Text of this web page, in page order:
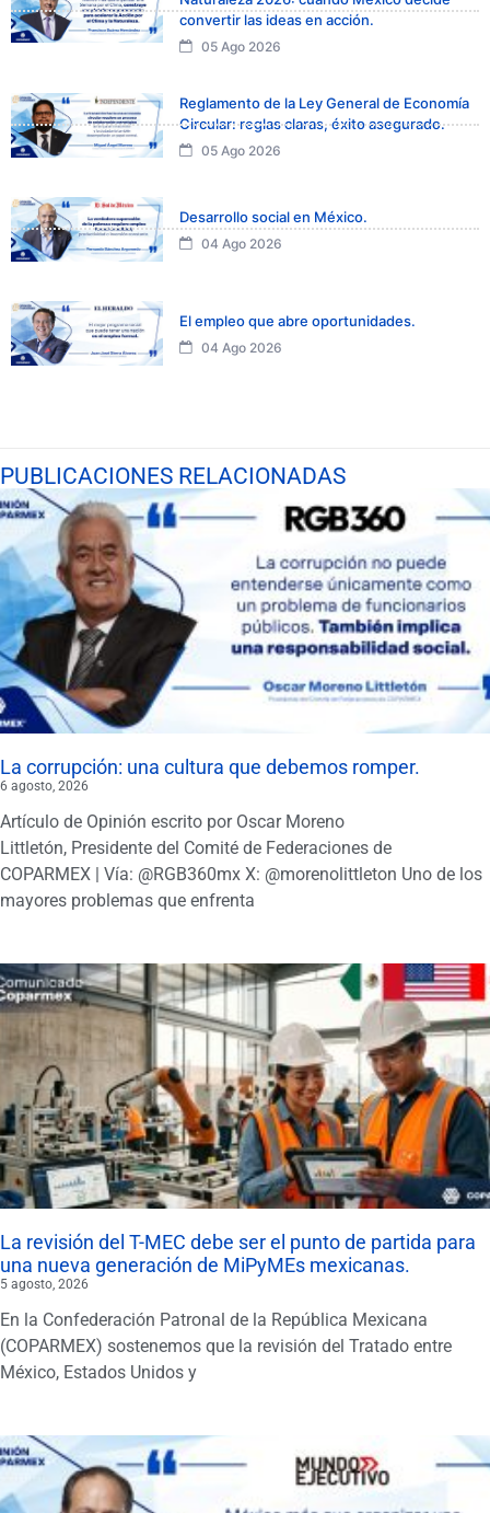
convertir las ideas en acción.
05 Ago 2026
Reglamento de la Ley General de Economía
Circular: reglas claras, éxito asegurado.
05 Ago 2026
Desarrollo social en México.
04 Ago 2026
El empleo que abre oportunidades.
04 Ago 2026
PUBLICACIONES RELACIONADAS
La corrupción: una cultura que debemos romper.
6 agosto, 2026
Artículo de Opinión escrito por Oscar Moreno
Littletón, Presidente del Comité de Federaciones de
COPARMEX | Vía: @RGB360mx X: @morenolittleton Uno de los
mayores problemas que enfrenta
La revisión del T-MEC debe ser el punto de partida para
una nueva generación de MiPyMEs mexicanas.
5 agosto, 2026
En la Confederación Patronal de la República Mexicana
(COPARMEX) sostenemos que la revisión del Tratado entre
México, Estados Unidos y